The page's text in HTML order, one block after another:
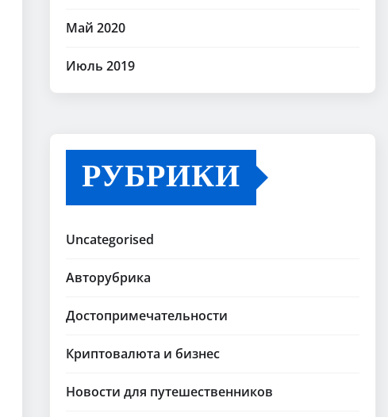
Май 2020
Июль 2019
РУБРИКИ
Uncategorised
Авторубрика
Достопримечательности
Криптовалюта и бизнес
Новости для путешественников